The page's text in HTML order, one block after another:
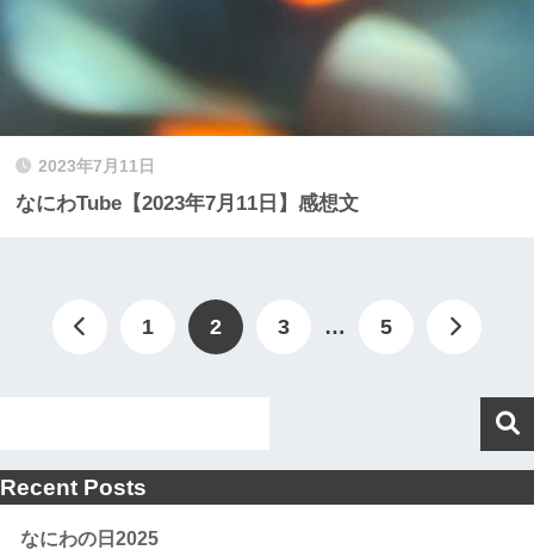
2023年7月11日
なにわTube【2023年7月11日】感想文
1 2 3 … 5
Recent Posts
なにわの日2025